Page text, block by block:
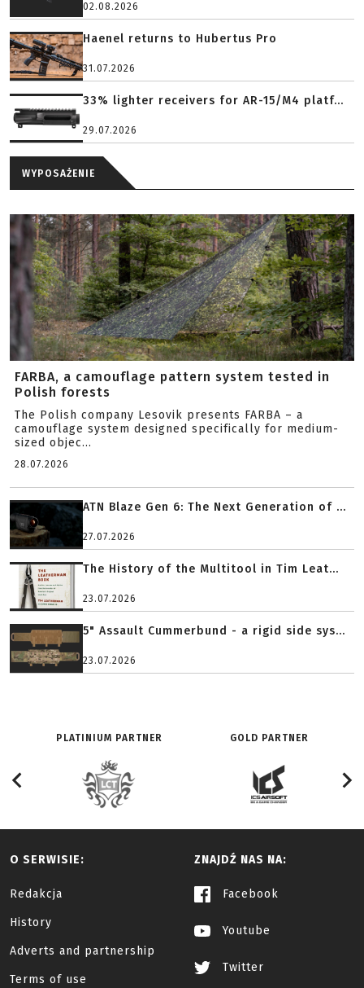
02.08.2026
Haenel returns to Hubertus Pro
31.07.2026
33% lighter receivers for AR-15/M4 platf...
29.07.2026
WYPOSAŻENIE
FARBA, a camouflage pattern system tested in
Polish forests
The Polish company Lesovik presents FARBA – a
camouflage system designed specifically for medium-
sized objec...
28.07.2026
ATN Blaze Gen 6: The Next Generation of ...
27.07.2026
The History of the Multitool in Tim Leat...
23.07.2026
5" Assault Cummerbund - a rigid side sys...
23.07.2026
PLATINIUM PARTNER GOLD PARTNER
O SERWISIE:
Redakcja
History
Adverts and partnership
Terms of use
ZNAJDŹ NAS NA:
Facebook
Youtube
Twitter